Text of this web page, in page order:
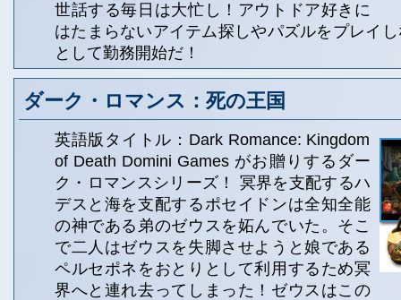
世話する毎日は大忙し！アウトドア好きに
はたまらないアイテム探しやパズルをプレイ
として勤務開始だ！
ダーク・ロマンス：死の王国
英語版タイトル：Dark Romance: Kingdom
of Death Domini Games がお贈りするダー
ク・ロマンスシリーズ！ 冥界を支配するハ
デスと海を支配するポセイドンは全知全能
の神である弟のゼウスを妬んでいた。そこ
で二人はゼウスを失脚させようと娘である
ペルセポネをおとりとして利用するため冥
界へと連れ去ってしまった！ゼウスはこの